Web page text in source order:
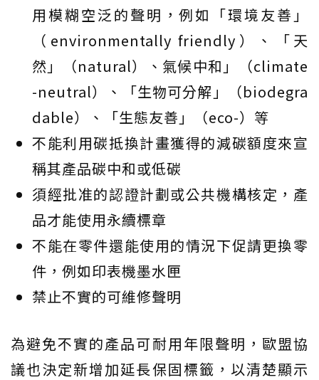
用模糊空泛的聲明，例如「環境友善」
（environmentally friendly）、「天
然」（natural）、氣候中和」（climate
-neutral）、「生物可分解」（biodegra
dable）、「生態友善」（eco-）等
不能利用碳抵換計畫獲得的減碳額度來宣
稱其產品碳中和或低碳
須經批准的認證計劃或公共機構核定，產
品才能使用永續標章
不能在零件還能使用的情況下促請更換零
件，例如印表機墨水匣
禁止不實的可維修聲明
為避免不實的產品可耐用年限聲明，歐盟協
議也決定新增加延長保固標籤，以清楚顯示